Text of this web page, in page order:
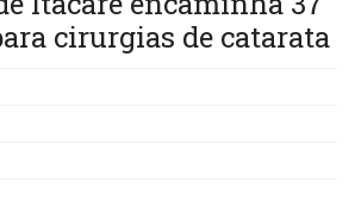
cirurgias de catarata